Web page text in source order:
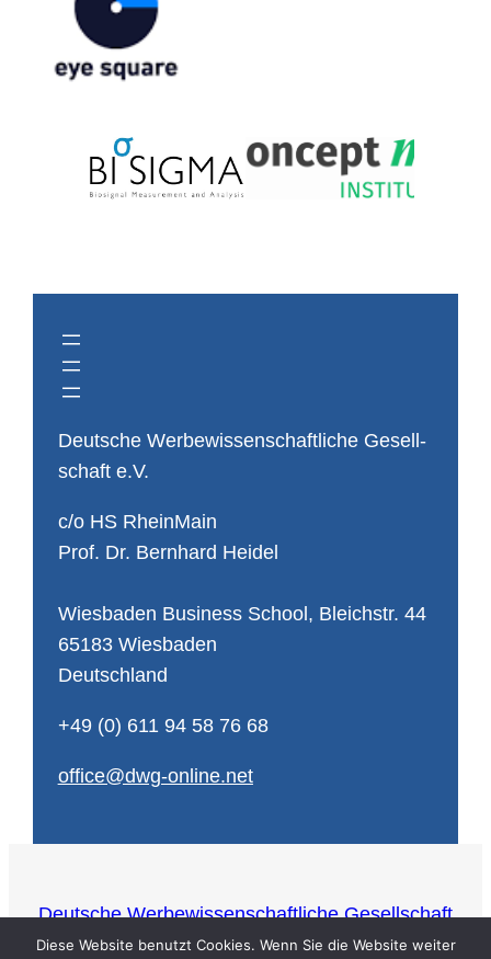
Deut­sche Wer­be­wis­sen­schaft­li­che Ge­sell­
schaft e.V.
c/o HS Rhein­Main
Prof. Dr. Bern­hard Hei­del
Wies­ba­den Busi­ness School, Bleich­str. 44
65183 Wies­ba­den
Deutsch­land
+49 (0) 611 94 58 76 68
of­fice@​dwg-​online.​net
Deutsche Werbewissenschaftliche Gesellschaft
e.V
Diese Website benutzt Cookies. Wenn Sie die Website weiter